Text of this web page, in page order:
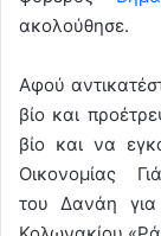
ακολούθησε.
Αφού
βίο και
βίο και να
Οικονομίας
του Δανάη για